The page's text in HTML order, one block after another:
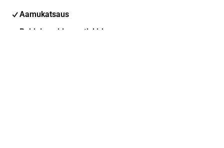
Aamukatsaus
Pohjoismaiden uutiskirje